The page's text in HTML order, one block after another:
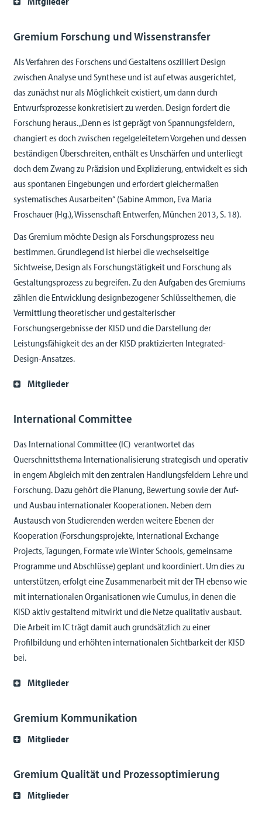
Gremium Forschung und Wissenstransfer
Als Verfahren des Forschens und Gestaltens oszilliert Design
zwischen Analyse und Synthese und ist auf etwas ausgerichtet,
das zunächst nur als Möglichkeit existiert, um dann durch
Entwurfsprozesse konkretisiert zu werden. Design fordert die
Forschung heraus. „Denn es ist geprägt von Spannungsfeldern,
changiert es doch zwischen regelgeleitetem Vorgehen und dessen
beständigen Überschreiten, enthält es Unschärfen und unterliegt
doch dem Zwang zu Präzision und Explizierung, entwickelt es sich
aus spontanen Eingebungen und erfordert gleichermaßen
systematisches Ausarbeiten“ (Sabine Ammon, Eva Maria
Froschauer (Hg.), Wissenschaft Entwerfen, München 2013, S. 18).
Das Gremium möchte Design als Forschungsprozess neu
bestimmen. Grundlegend ist hierbei die wechselseitige
Sichtweise, Design als Forschungstätigkeit und Forschung als
Gestaltungsprozess zu begreifen. Zu den Aufgaben des Gremiums
zählen die Entwicklung designbezogener Schlüsselthemen, die
Vermittlung theoretischer und gestalterischer
Forschungsergebnisse der KISD und die Darstellung der
Leistungsfähigkeit des an der KISD praktizierten Integrated-
Design-Ansatzes.
Mitglieder
International Committee
Das International Committee (IC) verantwortet das
Querschnittsthema Internationalisierung strategisch und operativ
in engem Abgleich mit den zentralen Handlungsfeldern Lehre und
Forschung. Dazu gehört die Planung, Bewertung sowie der Auf-
und Ausbau internationaler Kooperationen. Neben dem
Austausch von Studierenden werden weitere Ebenen der
Kooperation (Forschungsprojekte, International Exchange
Projects, Tagungen, Formate wie Winter Schools, gemeinsame
Programme und Abschlüsse) geplant und koordiniert. Um dies zu
unterstützen, erfolgt eine Zusammenarbeit mit der TH ebenso wie
mit internationalen Organisationen wie Cumulus, in denen die
KISD aktiv gestaltend mitwirkt und die Netze qualitativ ausbaut.
Die Arbeit im IC trägt damit auch grundsätzlich zu einer
Profilbildung und erhöhten internationalen Sichtbarkeit der KISD
bei.
Mitglieder
Gremium Kommunikation
Mitglieder
Gremium Qualität und Prozessoptimierung
Mitglieder